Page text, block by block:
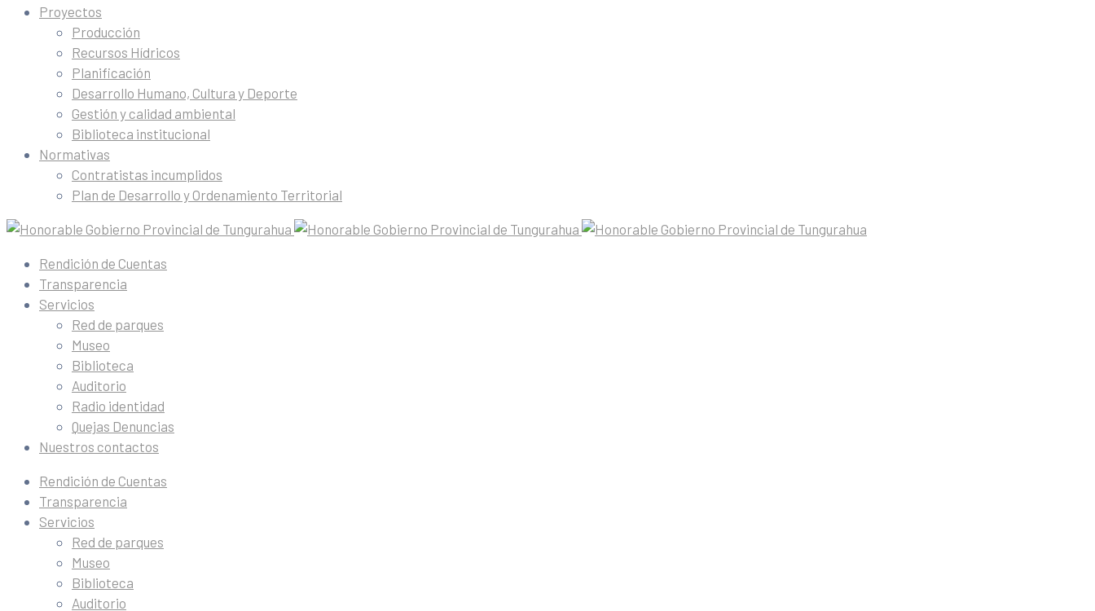
Proyectos
Producción
Recursos Hídricos
Planificación
Desarrollo Humano, Cultura y Deporte
Gestión y calidad ambiental
Biblioteca institucional
Normativas
Contratistas incumplidos
Plan de Desarrollo y Ordenamiento Territorial
Rendición de Cuentas
Transparencia
Servicios
Red de parques
Museo
Biblioteca
Auditorio
Radio identidad
Quejas Denuncias
Nuestros contactos
Rendición de Cuentas
Transparencia
Servicios
Red de parques
Museo
Biblioteca
Auditorio